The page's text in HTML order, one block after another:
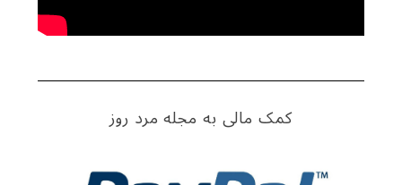
کمک مالی به مجله مرد روز
: